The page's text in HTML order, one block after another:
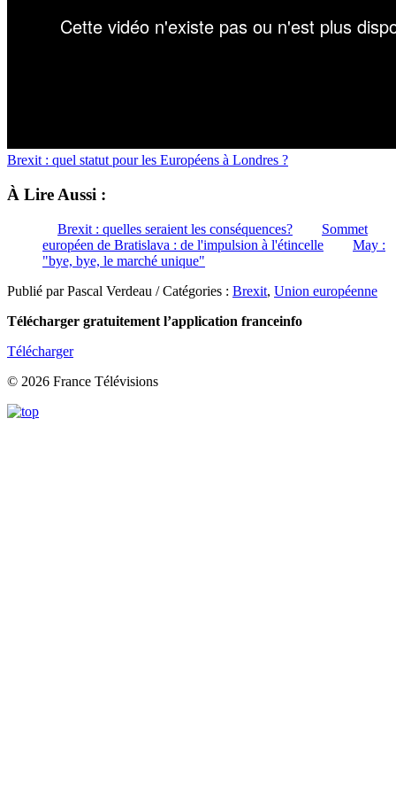
Brexit : quel statut pour les Européens à Londres ?
À Lire Aussi :
Brexit : quelles seraient les conséquences?
Sommet
européen de Bratislava : de l'impulsion à l'étincelle
May :
"bye, bye, le marché unique"
Publié par Pascal Verdeau / Catégories : Brexit, Union européenne
Télécharger gratuitement l’application franceinfo
Télécharger
© 2026 France Télévisions